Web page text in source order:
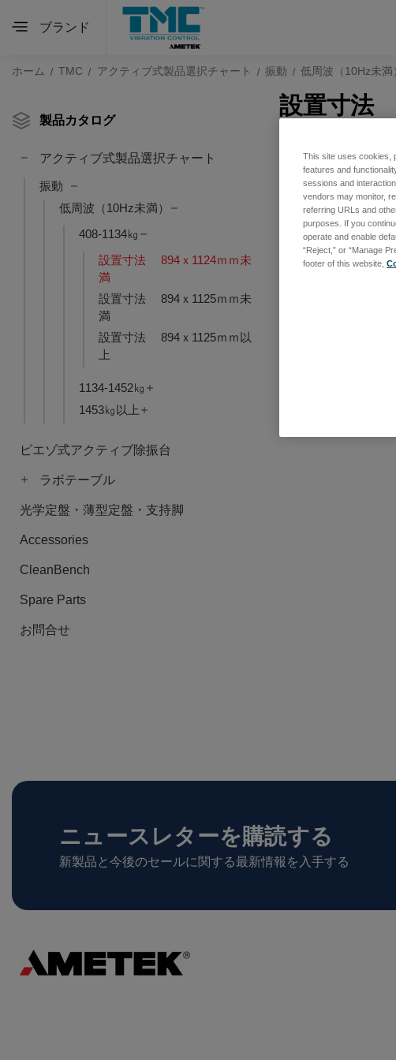
ブランド
ホーム TMC アクティブ式製品選択チャート 振動 低周波（10Hz未満
製品カタログ
アクティブ式製品選択チャート
振動
低周波（10Hz未満）
408-1134㎏
設置寸法 894ｘ1124ｍｍ未
満
設置寸法 894ｘ1125ｍｍ未
満
設置寸法 894ｘ1125ｍｍ以
上
1134-1452㎏
1453㎏以上
ピエゾ式アクティブ除振台
ラボテーブル
光学定盤・薄型定盤・支持脚
Accessories
CleanBench
Spare Parts
お問合せ
設置寸法
ニュースレターを購読する
新製品と今後のセールに関する最新情報を入手する
This site uses cookies,
features and
sessions and
vendors may monitor,
referring URLs and
purposes. If you
operate and enable
“Reject,” or “Manage
footer of this website,